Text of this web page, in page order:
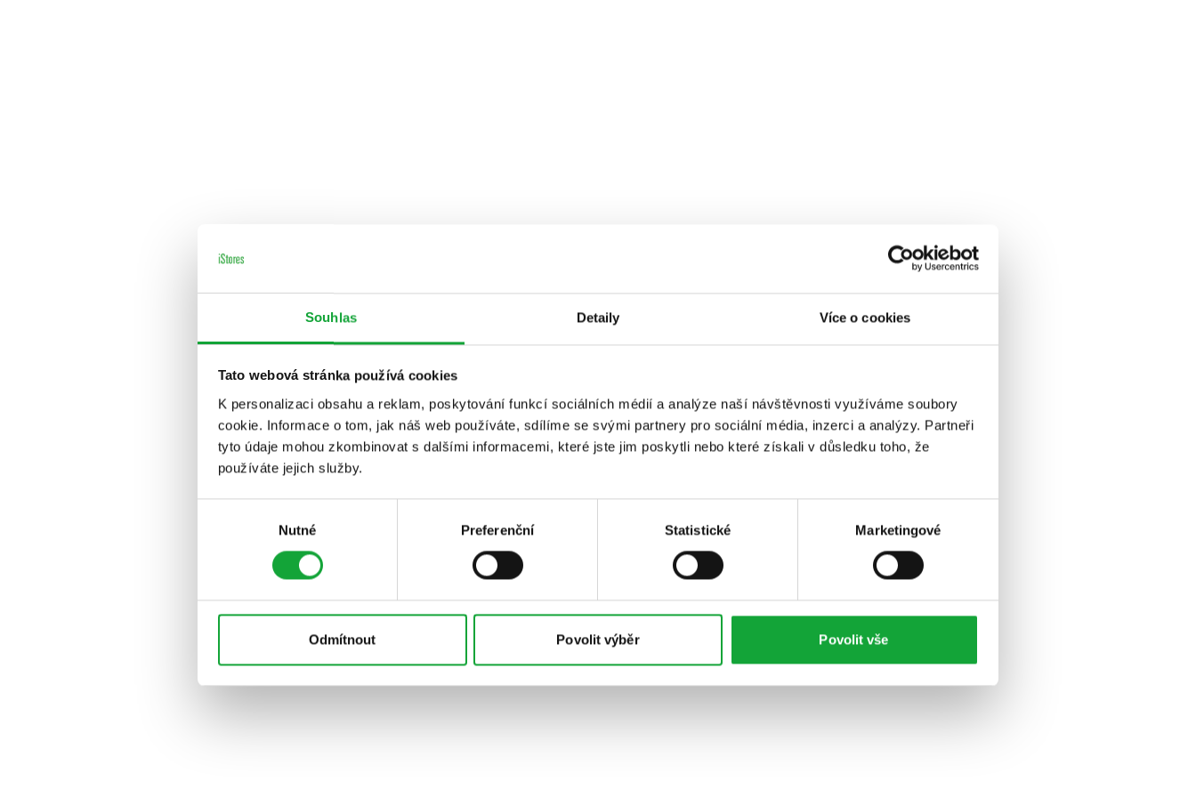
Souhlas Detaily Více o cookies
Tato webová stránka používá cookies
K personalizaci obsahu a reklam, poskytování funkcí sociálních médií a analýze naší návštěvnosti využíváme soubory
cookie. Informace o tom, jak náš web používáte, sdílíme se svými partnery pro sociální média, inzerci a analýzy. Partneři
tyto údaje mohou zkombinovat s dalšími informacemi, které jste jim poskytli nebo které získali v důsledku toho, že
používáte jejich služby.
Nutné Preferenční Statistické Marketingové
Odmítnout Povolit výběr Povolit vše